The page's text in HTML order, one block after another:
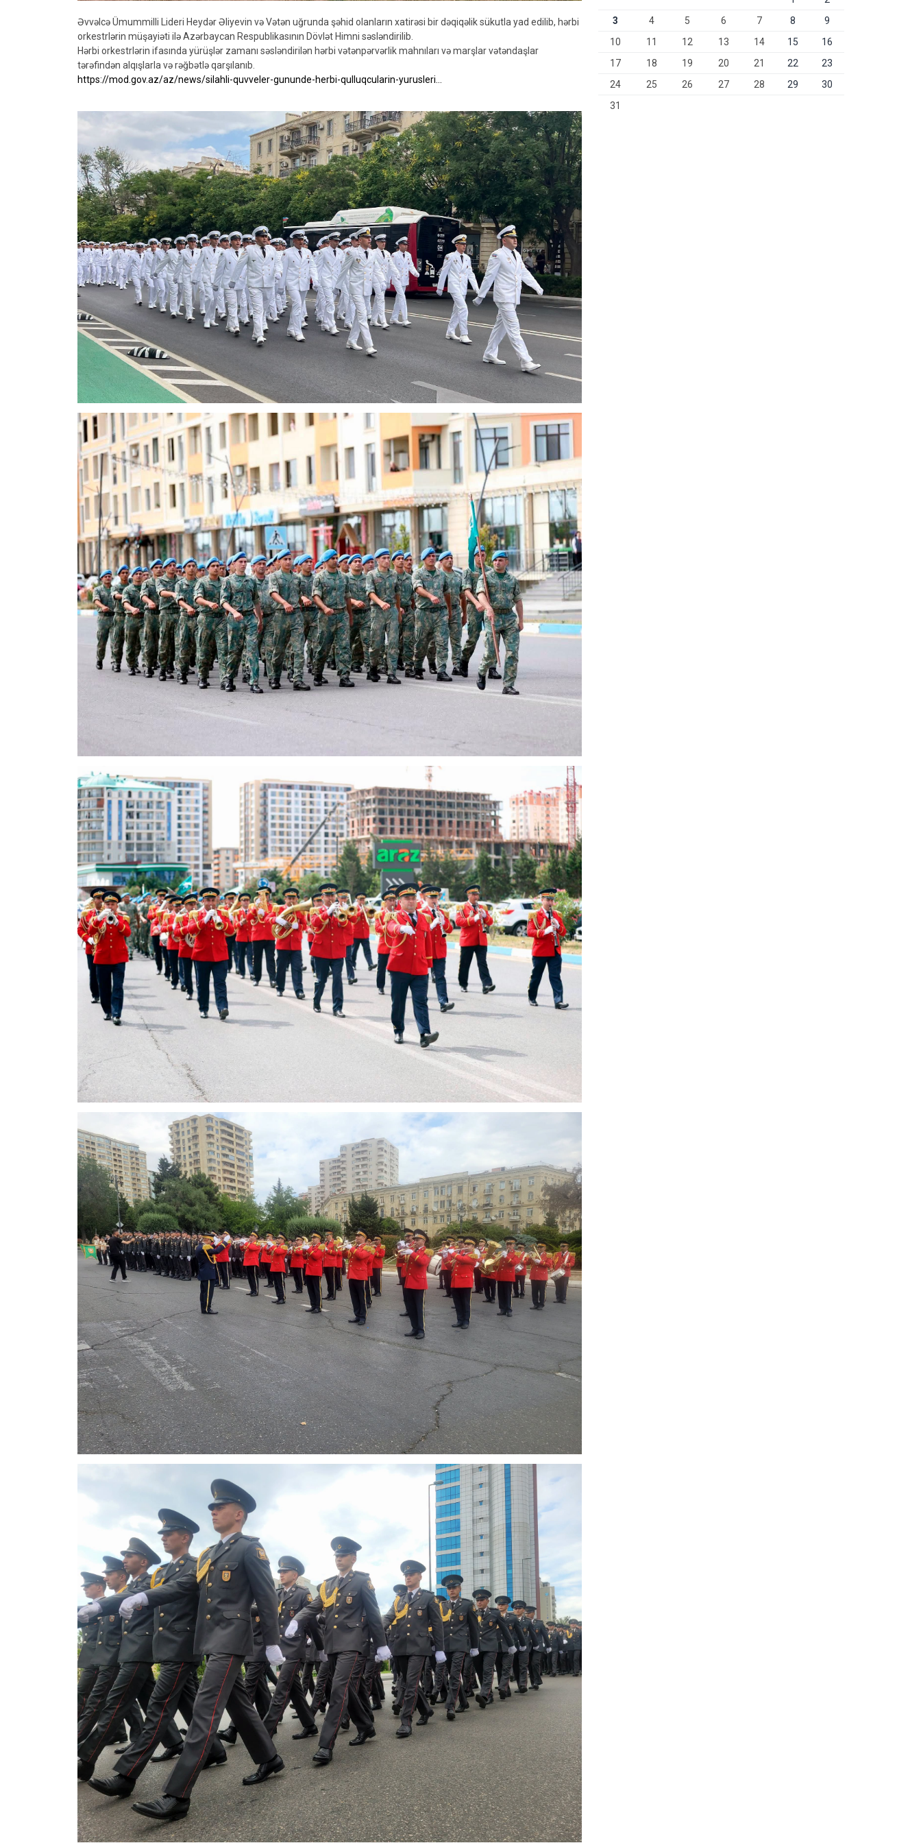
Əvvəlcə Ümummilli Lideri Heydər Əliyevin və Vətən uğrunda şəhid olanların xatirəsi bir dəqiqəlik sükutla yad edilib, hərbi
orkestrlərin müşayiəti ilə Azərbaycan Respublikasının Dövlət Himni səsləndirilib.
Hərbi orkestrlərin ifasında yürüşlər zamanı səsləndirilən hərbi vətənpərvərlik mahnıları və marşlar vətəndaşlar
tərəfindən alqışlarla və rəğbətlə qarşılanıb.
https://mod.gov.az/az/news/silahli-quvveler-gununde-herbi-qulluqcularin-yurusleri...
3
4 5 6 7 8
9
10
11 12 13 14 15
16
17
18 19 20 21 22
23
24
25 26 27 28 29
30
31